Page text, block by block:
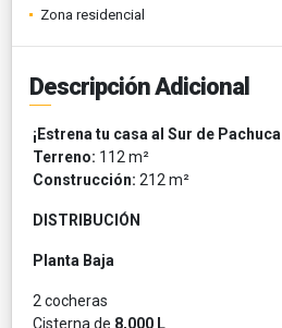
Zona residencial
Descripción Adicional
¡Estrena tu casa al Sur de Pachuca
Terreno: 112 m²
Construcción: 212 m²
DISTRIBUCIÓN
Planta Baja
2 cocheras
Cisterna de 8,000 L